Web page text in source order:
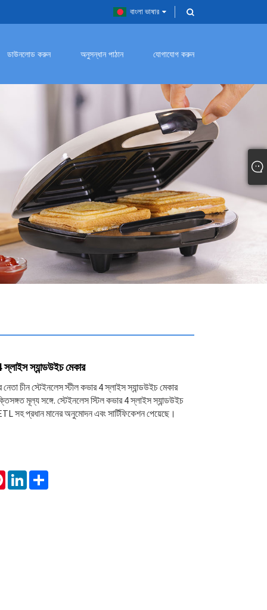
বাংলা ভাষার
ডাউনলোড করুন অনুসন্ধান পাঠান যোগাযোগ করুন
স্যান্ডউইচ মেকার
চীন স্টেইনলেস স্টীল কভার 4 স্লাইস স্যান্ডউইচ মেকার
মূল্য সঙ্গে. স্টেইনলেস স্টিল কভার 4 স্লাইস স্যান্ডউইচ
সহ প্রধান মানের অনুমোদন এবং সার্টিফিকেশন পেয়েছে।
PinterestLinkedInShare